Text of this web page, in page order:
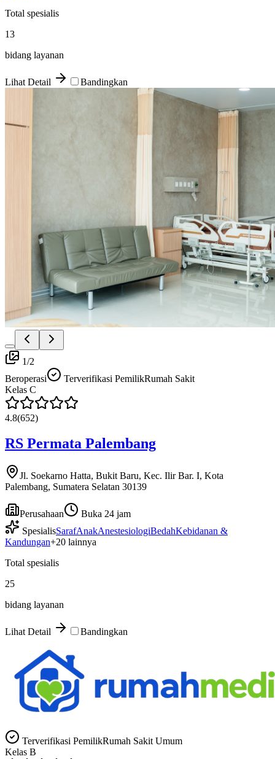
Total spesialis
13
bidang layanan
Lihat Detail Bandingkan
1/2
Beroperasi
Terverifikasi PemilikRumah Sakit
Kelas C
4.8(652)
RS Permata Palembang
Jl. Soekarno Hatta, Bukit Baru, Kec. Ilir Bar. I, Kota
Palembang, Sumatera Selatan 30139
Perusahaan
Buka 24 jam
SpesialisSarafAnakAnestesiologiBedahKebidanan &
Kandungan+20 lainnya
Total spesialis
25
bidang layanan
Lihat Detail Bandingkan
Terverifikasi PemilikRumah Sakit Umum
Kelas B